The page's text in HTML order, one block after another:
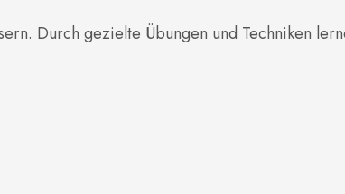
Durch gezielte Übungen und Techniken